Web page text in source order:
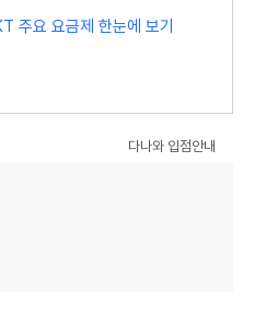
주요 요금제 한눈에 보기
다나와 입점안내